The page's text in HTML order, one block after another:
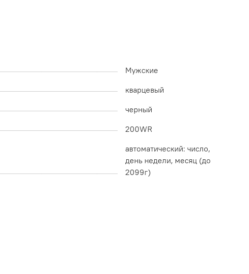
Мужские
кварцевый
черный
200WR
автоматический: число,
день недели, месяц (до
2099г)